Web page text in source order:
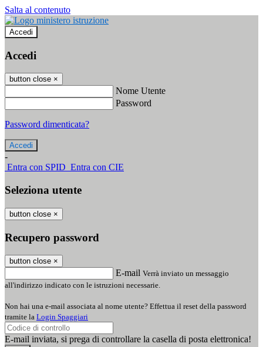
Salta al contenuto
Accedi
Accedi
button close ×
Nome Utente
Password
Password dimenticata?
-
Entra con SPID Entra con CIE
Seleziona utente
button close ×
Recupero password
button close ×
E-mail Verrà inviato un messaggio
all'indirizzo indicato con le istruzioni necessarie.
Non hai una e-mail associata al nome utente? Effettua il reset della password
tramite la Login Spaggiari
E-mail inviata, si prega di controllare la casella di posta elettronica!